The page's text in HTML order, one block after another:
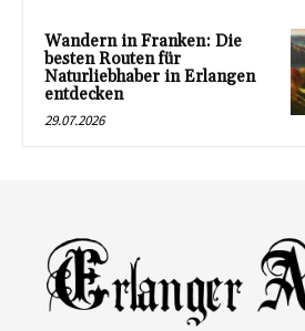
Wandern in Franken: Die
besten Routen für
Naturliebhaber in Erlangen
entdecken
29.07.2026